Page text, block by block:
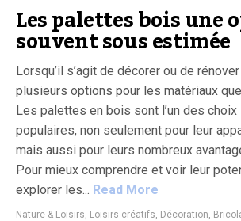
Les palettes bois une
souvent sous estimée
Lorsqu’il s’agit de décorer ou de
plusieurs options pour les matériaux
Les palettes en bois sont l’un des
populaires, non seulement pour leur
mais aussi pour leurs nombreux
Pour mieux comprendre et voir leur
explorer les... Read More
Nature & Loisirs, Loisirs créatifs, Décoration,